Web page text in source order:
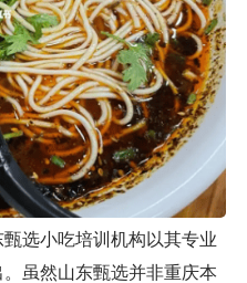
选小吃培训机构以其专业
虽然山东甄选并非重庆本